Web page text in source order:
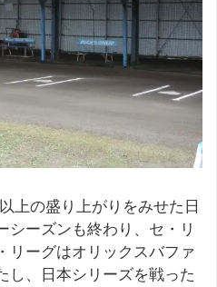
上の盛り上がりをみせた日
シーズンも終わり、セ・リ
リーグはオリックスバファ
し、日本シリーズを戦った